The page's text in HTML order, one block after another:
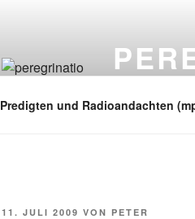
Predigten und Radioandachten
VERÖFFENTLICHT
11. JULI 2009 VON PETER